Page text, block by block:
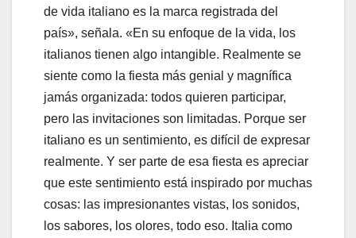
de vida italiano es la marca registrada del
país», señala. «En su enfoque de la vida, los
italianos tienen algo intangible. Realmente se
siente como la fiesta más genial y magnífica
jamás organizada: todos quieren participar,
pero las invitaciones son limitadas. Porque ser
italiano es un sentimiento, es difícil de expresar
realmente. Y ser parte de esa fiesta es apreciar
que este sentimiento está inspirado por muchas
cosas: las impresionantes vistas, los sonidos,
los sabores, los olores, todo eso. Italia como